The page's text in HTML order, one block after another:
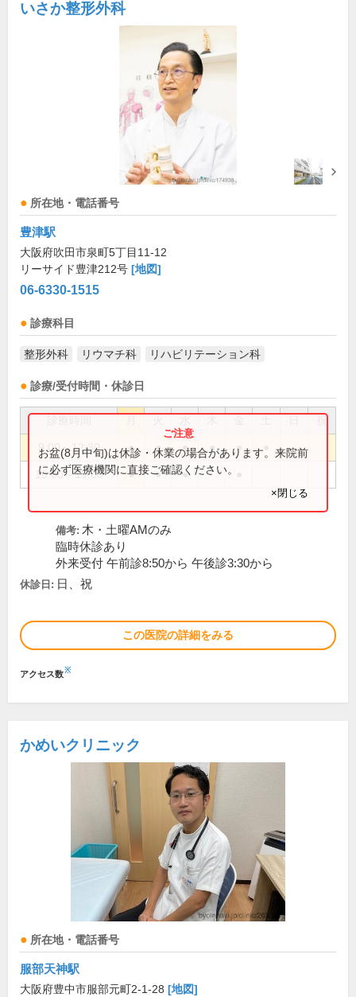
いさか整形外科
所在地・電話番号
豊津駅
大阪府吹田市泉町5丁目11-12
リーサイド豊津212号 [地図]
06-6330-1515
診療科目
整形外科 リウマチ科 リハビリテーション科
診療/受付時間・休診日
祝
9:00～12:30 ● ● ● ● ●
16:00～19:00 ● ● ●
お盆(8月中旬)は休診・休業の場合があります。来院前
に必ず医療機関に直接ご確認ください。
×閉じる
備考: 木・土曜AMのみ
臨時休診あり
外来受付 午前診8:50から 午後診3:30から
休診日: 日、祝
この医院の詳細をみる
アクセス数※
かめいクリニック
所在地・電話番号
服部天神駅
大阪府豊中市服部元町2-1-28 [地図]